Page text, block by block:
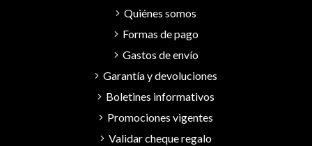
Quiénes somos
Formas de pago
Gastos de envío
Garantía y devoluciones
Boletines informativos
Promociones vigentes
Validar cheque regalo